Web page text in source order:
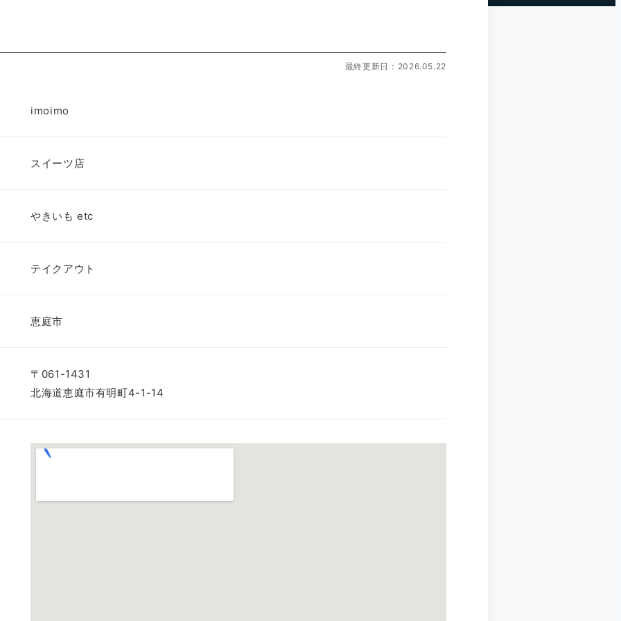
最終更新日：2026.05.22
imoimo
スイーツ店
やきいも etc
テイクアウト
恵庭市
〒061-1431
北海道恵庭市有明町4-1-14